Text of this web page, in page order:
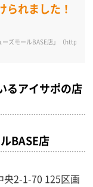
られました！
ズモールBASE店」（
るアイサポの店
BASE店
央2-1-70 125区画